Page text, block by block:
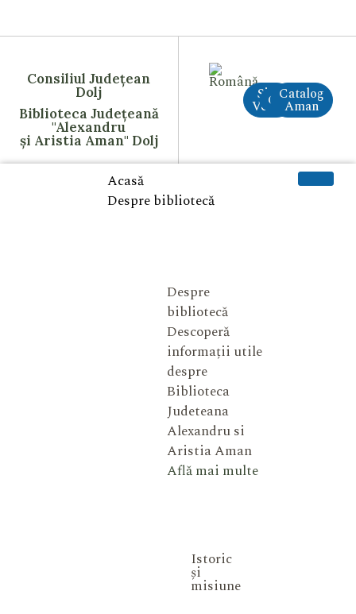
Consiliul Județean
Dolj
Biblioteca Județeană
"Alexandru
și Aristia Aman" Dolj
Site
VechiCreAI
Catalog
Aman
Acasă
Despre bibliotecă
Despre
bibliotecă
Descoperă
informații utile
despre
Biblioteca
Judeteana
Alexandru si
Aristia Aman
Află mai multe
Istoric
și
misiune